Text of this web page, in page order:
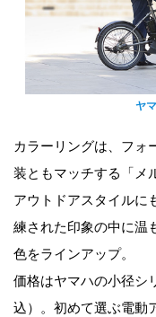
ヤ
カラーリングは、フォ
装ともマッチする「メ
アウトドアスタイルに
練された印象の中に温
色をラインアップ。
価格はヤマハの小径シ
込）。初めて選ぶ電動